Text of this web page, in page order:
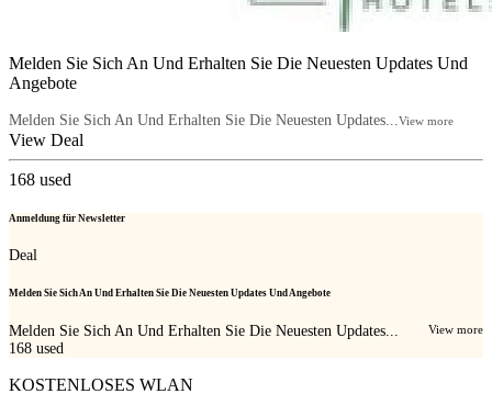
Melden Sie Sich An Und Erhalten Sie Die Neuesten Updates Und
Angebote
Melden Sie Sich An Und Erhalten Sie Die Neuesten Updates... View more
View Deal
168 used
Anmeldung für Newsletter
Deal
Melden Sie Sich An Und Erhalten Sie Die Neuesten Updates Und Angebote
Melden Sie Sich An Und Erhalten Sie Die Neuesten Updates... View more
168 used
KOSTENLOSES WLAN